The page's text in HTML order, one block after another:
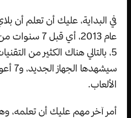
عام 2013، أي
5، بالتالي هناك الكثير من
الألعاب.